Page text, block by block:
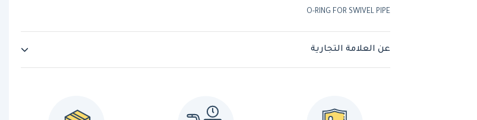
O-RING FOR SWIVEL PIPE
عن العلامة التجارية